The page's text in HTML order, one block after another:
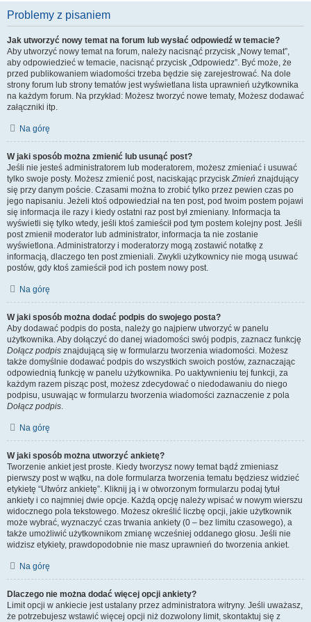
Problemy z pisaniem
Jak utworzyć nowy temat na forum lub wysłać odpowiedź w temacie?
Aby utworzyć nowy temat na forum, należy nacisnąć przycisk „Nowy temat”,
aby odpowiedzieć w temacie, nacisnąć przycisk „Odpowiedz”. Być może, że
przed publikowaniem wiadomości trzeba będzie się zarejestrować. Na dole
strony forum lub strony tematów jest wyświetlana lista uprawnień użytkownika
na każdym forum. Na przykład: Możesz tworzyć nowe tematy, Możesz dodawać
załączniki itp.
Na górę
W jaki sposób można zmienić lub usunąć post?
Jeśli nie jesteś administratorem lub moderatorem, możesz zmieniać i usuwać
tylko swoje posty. Możesz zmienić post, naciskając przyciskZmień znajdujący
się przy danym poście. Czasami można to zrobić tylko przez pewien czas po
jego napisaniu. Jeżeli ktoś odpowiedział na ten post, pod twoim postem pojawi
się informacja ile razy i kiedy ostatni raz post był zmieniany. Informacja ta
wyświetli się tylko wtedy, jeśli ktoś zamieścił pod tym postem kolejny post. Jeśli
post zmienił moderator lub administrator, informacja ta nie zostanie
wyświetlona. Administratorzy i moderatorzy mogą zostawić notatkę z
informacją, dlaczego ten post zmieniali. Zwykli użytkownicy nie mogą usuwać
postów, gdy ktoś zamieścił pod ich postem nowy post.
Na górę
W jaki sposób można dodać podpis do swojego posta?
Aby dodawać podpis do posta, należy go najpierw utworzyć w panelu
użytkownika. Aby dołączyć do danej wiadomości swój podpis, zaznacz funkcję
Dołącz podpis znajdującą się w formularzu tworzenia wiadomości. Możesz
także domyślnie dodawać podpis do wszystkich swoich postów, zaznaczając
odpowiednią funkcję w panelu użytkownika. Po uaktywnieniu tej funkcji, za
każdym razem pisząc post, możesz zdecydować o niedodawaniu do niego
podpisu, usuwając w formularzu tworzenia wiadomości zaznaczenie z pola
Dołącz podpis.
Na górę
W jaki sposób można utworzyć ankietę?
Tworzenie ankiet jest proste. Kiedy tworzysz nowy temat bądź zmieniasz
pierwszy post w wątku, na dole formularza tworzenia tematu będziesz widzieć
etykietę “Utwórz ankietę”. Kliknij ją i w otworzonym formularzu podaj tytuł
ankiety i co najmniej dwie opcje. Każdą opcję należy wpisać w nowym wierszu
widocznego pola tekstowego. Możesz określić liczbę opcji, jakie użytkownik
może wybrać, wyznaczyć czas trwania ankiety (0 – bez limitu czasowego), a
także umożliwić użytkownikom zmianę wcześniej oddanego głosu. Jeśli nie
widzisz etykiety, prawdopodobnie nie masz uprawnień do tworzenia ankiet.
Na górę
Dlaczego nie można dodać więcej opcji ankiety?
Limit opcji w ankiecie jest ustalany przez administratora witryny. Jeśli uważasz,
że potrzebujesz wstawić więcej opcji niż dozwolony limit, skontaktuj się z